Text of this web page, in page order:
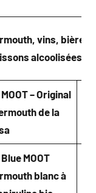
vins, bières
alcoolisées
– Original
de la
MOOT
blanc à